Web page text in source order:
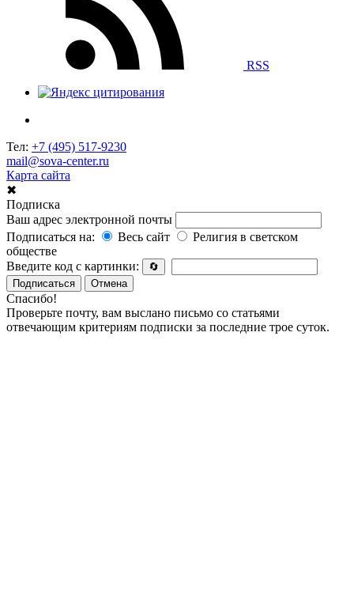
RSS
Тел: +7 (495) 517-9230
mail@sova-center.ru
Карта сайта
✖
Подписка
Ваш адрес электронной почты
Подписаться на:
Весь сайт
Религия в светском
обществе
Введите код с картинки:
🔄
Подписаться
Отмена
Спасибо!
Проверьте почту, вам выслано письмо со статьями
отвечающим критериям подписки за последние трое суток.